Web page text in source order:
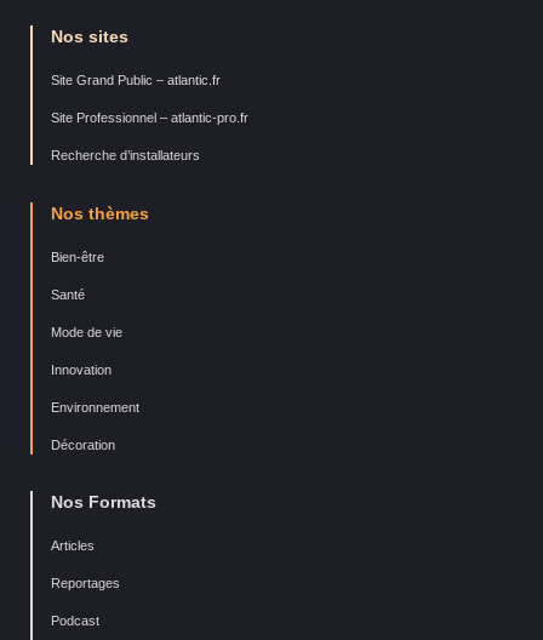
Nos sites
Site Grand Public – atlantic.fr
Site Professionnel – atlantic-pro.fr
Recherche d’installateurs
Nos thèmes
Bien-être
Santé
Mode de vie
Innovation
Environnement
Décoration
Nos Formats
Articles
Reportages
Podcast